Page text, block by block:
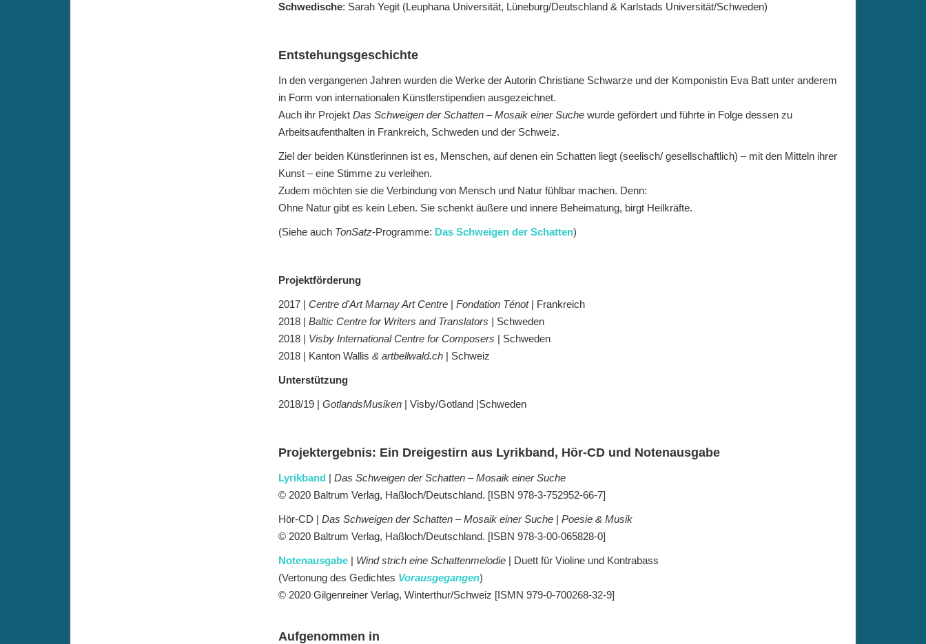
Schwedische: Sarah Yegit (Leuphana Universität, Lüneburg/Deutschland & Karlstads Universität/Schweden)
Entstehungsgeschichte
In den vergangenen Jahren wurden die Werke der Autorin Christiane Schwarze und der Komponistin Eva Batt unter anderem
in Form von internationalen Künstlerstipendien ausgezeichnet.
Auch ihr Projekt Das Schweigen der Schatten – Mosaik einer Suche wurde gefördert und führte in Folge dessen zu
Arbeitsaufenthalten in Frankreich, Schweden und der Schweiz.
Ziel der beiden Künstlerinnen ist es, Menschen, auf denen ein Schatten liegt (seelisch/ gesellschaftlich) – mit den Mitteln ihrer
Kunst – eine Stimme zu verleihen.
Zudem möchten sie die Verbindung von Mensch und Natur fühlbar machen. Denn:
Ohne Natur gibt es kein Leben. Sie schenkt äußere und innere Beheimatung, birgt Heilkräfte.
(Siehe auch TonSatz-Programme: Das Schweigen der Schatten)
Projektförderung
2017 | Centre d'Art Marnay Art Centre | Fondation Ténot | Frankreich
2018 | Baltic Centre for Writers and Translators | Schweden
2018| Visby International Centre for Composers | Schweden
2018 | Kanton Wallis & artbellwald.ch | Schweiz
Unterstützung
2018/19 | GotlandsMusiken | Visby/Gotland |Schweden
Projektergebnis: Ein Dreigestirn aus Lyrikband, Hör-CD und Notenausgabe
Lyrikband | Das Schweigen der Schatten – Mosaik einer Suche
© 2020 Baltrum Verlag, Haßloch/Deutschland. [ISBN 978-3-752952-66-7]
Hör-CD | Das Schweigen der Schatten – Mosaik einer Suche | Poesie & Musik
© 2020 Baltrum Verlag, Haßloch/Deutschland. [ISBN 978-3-00-065828-0]
Notenausgabe | Wind strich eine Schattenmelodie| Duett für Violine und Kontrabass
(Vertonung des Gedichtes Vorausgegangen)
© 2020 Gilgenreiner Verlag, Winterthur/Schweiz [ISMN 979-0-700268-32-9]
Aufgenommen in